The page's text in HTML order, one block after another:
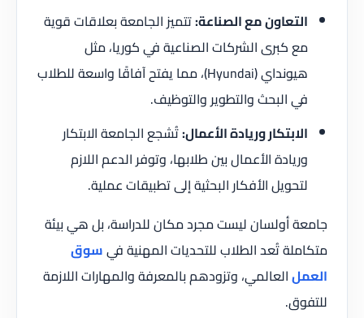
التعاون مع الصناعة:تتميز الجامعة بعلاقات قوية
مع كبرى الشركات الصناعية في كوريا، مثل
هيونداي (Hyundai)، مما يفتح آفاقًا واسعة للطلاب
في البحث والتطوير والتوظيف.
الابتكار وريادة الأعمال:تُشجع الجامعة الابتكار
وريادة الأعمال بين طلابها، وتوفر الدعم اللازم
لتحويل الأفكار البحثية إلى تطبيقات عملية.
جامعة أولسان ليست مجرد مكان للدراسة، بل هي بيئة
متكاملة تُعد الطلاب للتحديات المهنية فيسوق
العملالعالمي، وتزودهم بالمعرفة والمهارات اللازمة
للتفوق.